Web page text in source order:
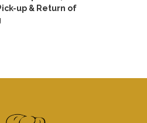
up & Return of